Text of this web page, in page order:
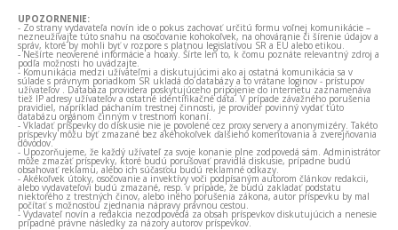
UPOZORNENIE:
- Zo strany vydavateľa novín ide o pokus zachovať určitú formu voľnej komunikácie –
nezneužívajte túto snahu na osočovanie kohokoľvek, na ohováranie či šírenie údajov a
správ, ktoré by mohli byť v rozpore s platnou legislatívou SR a EÚ alebo etikou.
- Nešírte neoverené informácie a hoaxy. Šírte len to, k čomu poznáte relevantný zdroj a
podľa možnosti ho uvádzajte.
- Komunikácia medzi užívateľmi a diskutujúcimi ako aj ostatná komunikácia sa v
súlade s právnym poriadkom SR ukladá do databázy a to vrátane loginov - prístupov
užívateľov . Databáza providera poskytujúceho pripojenie do internetu zaznamenáva
tiež IP adresy užívateľov a ostatné identifikačné dáta. V prípade závažného porušenia
pravidiel, napríklad páchaním trestnej činnosti, je provider povinný vydať túto
databázu orgánom činným v trestnom konaní.
- Vkladať príspevky do diskusie nie je povolené cez proxy servery a anonymizéry. Takéto
príspevky môžu byť zmazané bez akéhokoľvek ďalšieho komentovania a zverejňovania
dôvodov.
- Upozorňujeme, že každý užívateľ za svoje konanie plne zodpovedá sám. Administrátor
môže zmazať príspevky, ktoré budú porušovať pravidlá diskusie, prípadne budú
obsahovať reklamu, alebo ich súčasťou budú reklamné odkazy.
- Akékoľvek útoky, osočovanie a invektívy voči podpísaným autorom článkov redakcii,
alebo vydavateľovi budú zmazané, resp. v prípade, že budú zakladať podstatu
niektorého z trestných činov, alebo iného porušenia zákona, autor príspevku by mal
počítať s možnosťou zjednania nápravy právnou cestou.
- Vydavateľ novín a redakcia nezodpovedá za obsah príspevkov diskutujúcich a nenesie
prípadné právne následky za názory autorov príspevkov.